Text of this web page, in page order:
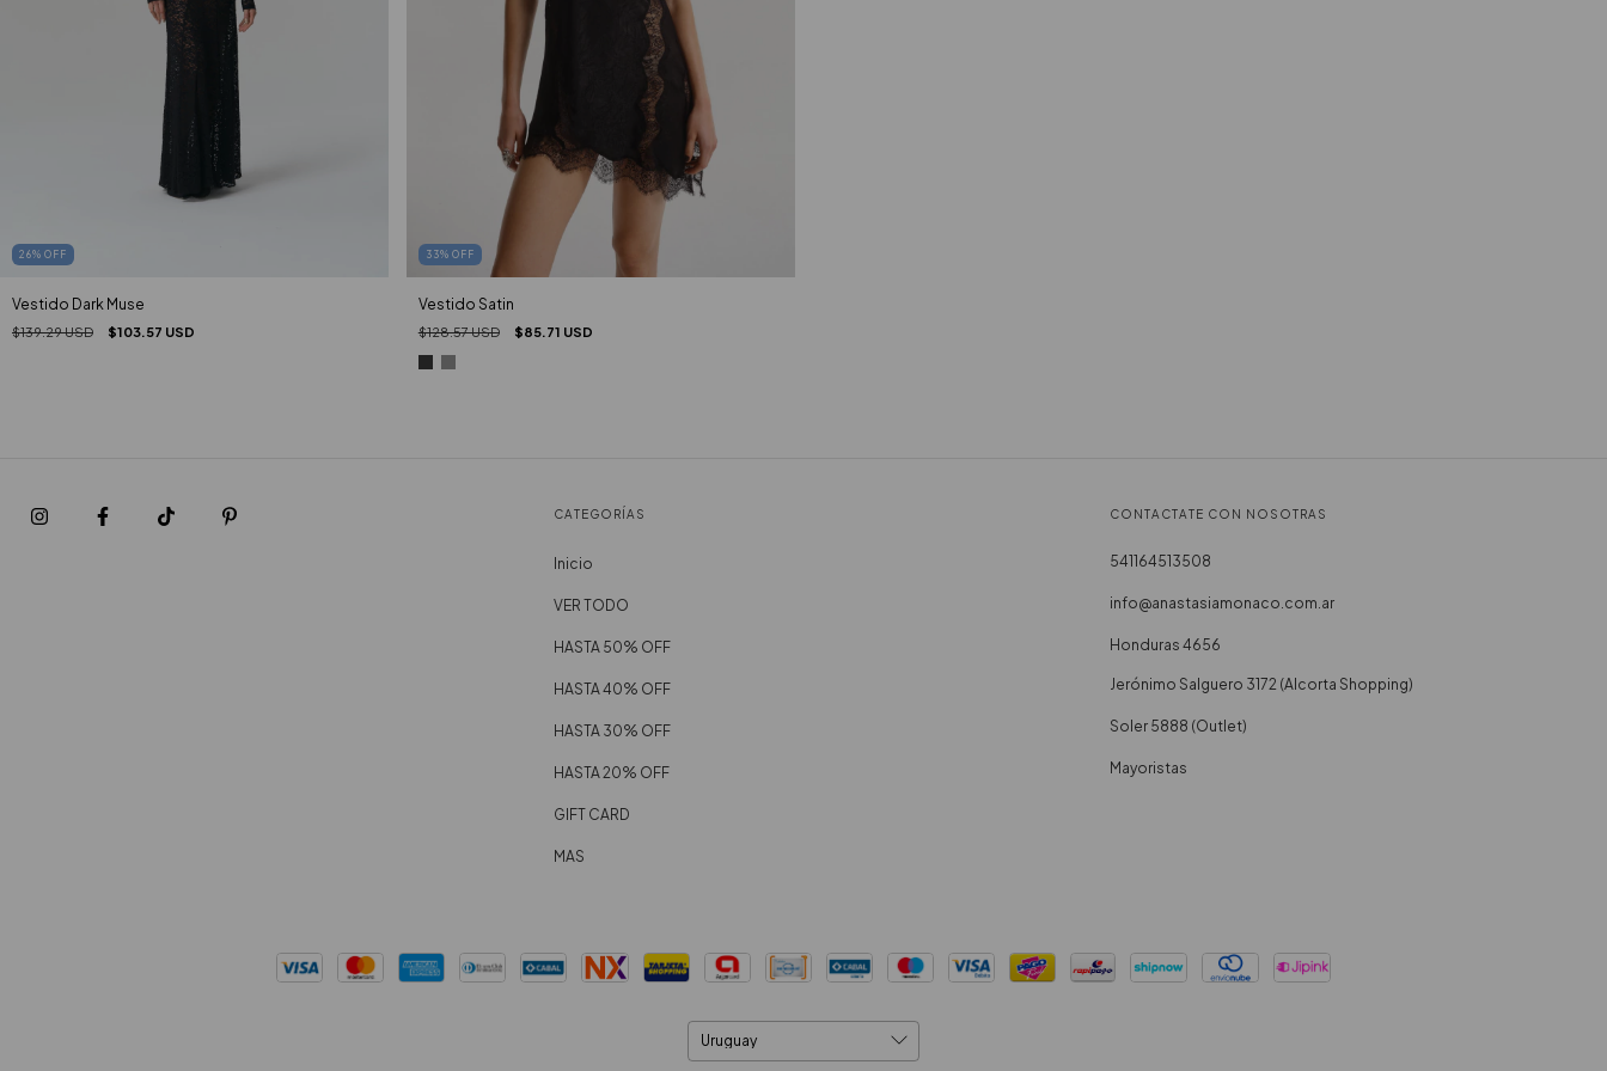
26% OFF
Vestido Dark Muse
$139.29 USD $103.57 USD
33% OFF
Vestido Satin
$128.57 USD $85.71 USD
CATEGORÍAS
Inicio
VER TODO
HASTA 50% OFF
HASTA 40% OFF
HASTA 30% OFF
HASTA 20% OFF
GIFT CARD
MAS
CONTACTATE CON NOSOTRAS
541164513508
info@anastasiamonaco.com.ar
Honduras 4656
Soler 5888 (Outlet)
Mayoristas